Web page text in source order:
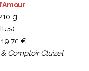
g
19.70 €
Comptoir Cluizel